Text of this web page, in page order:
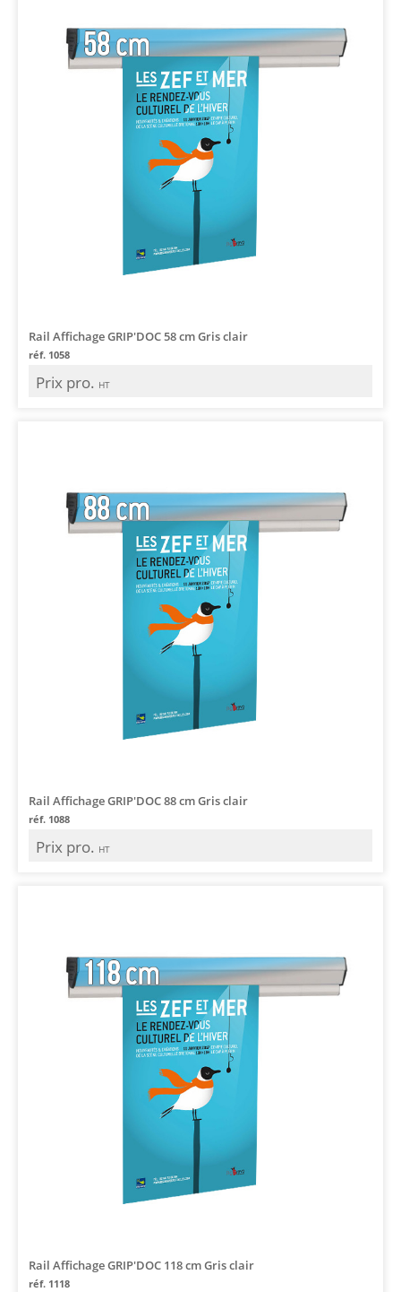
Rail Affichage GRIP'DOC 58 cm Gris clair
réf. 1058
Prix pro. HT
Rail Affichage GRIP'DOC 88 cm Gris clair
réf. 1088
Prix pro. HT
Rail Affichage GRIP'DOC 118 cm Gris clair
réf. 1118